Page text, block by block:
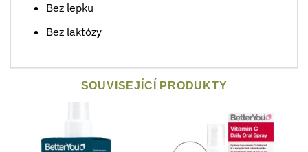
Bez lepku
Bez laktózy
SOUVISEJÍCÍ PRODUKTY